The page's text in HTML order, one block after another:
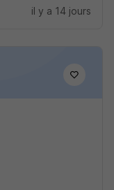
il y a 14 jours